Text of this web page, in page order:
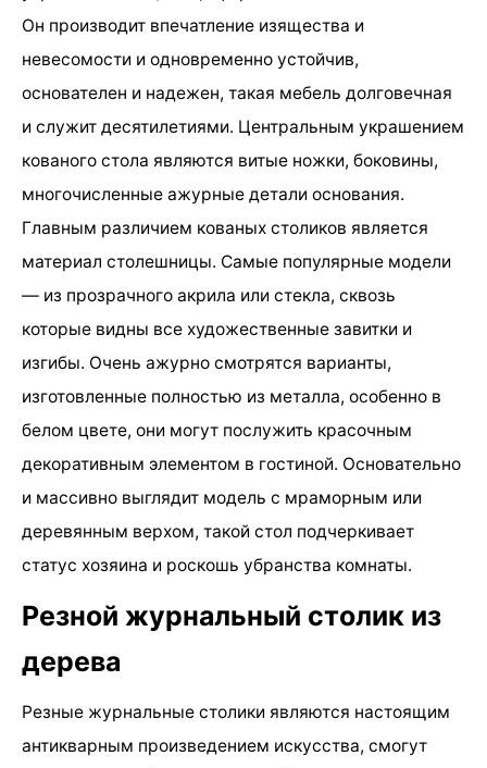
Он производит впечатление изящества и
невесомости и одновременно устойчив,
основателен и надежен, такая мебель долговечная
и служит десятилетиями. Центральным украшением
кованого стола являются витые ножки, боковины,
многочисленные ажурные детали основания.
Главным различием кованых столиков является
материал столешницы. Самые популярные модели
— из прозрачного акрила или стекла, сквозь
которые видны все художественные завитки и
изгибы. Очень ажурно смотрятся варианты,
изготовленные полностью из металла, особенно в
белом цвете, они могут послужить красочным
декоративным элементом в гостиной. Основательно
и массивно выглядит модель с мраморным или
деревянным верхом, такой стол подчеркивает
статус хозяина и роскошь убранства комнаты.
Резной журнальный столик из
дерева
Резные журнальные столики являются настоящим
антикварным произведением искусства, смогут